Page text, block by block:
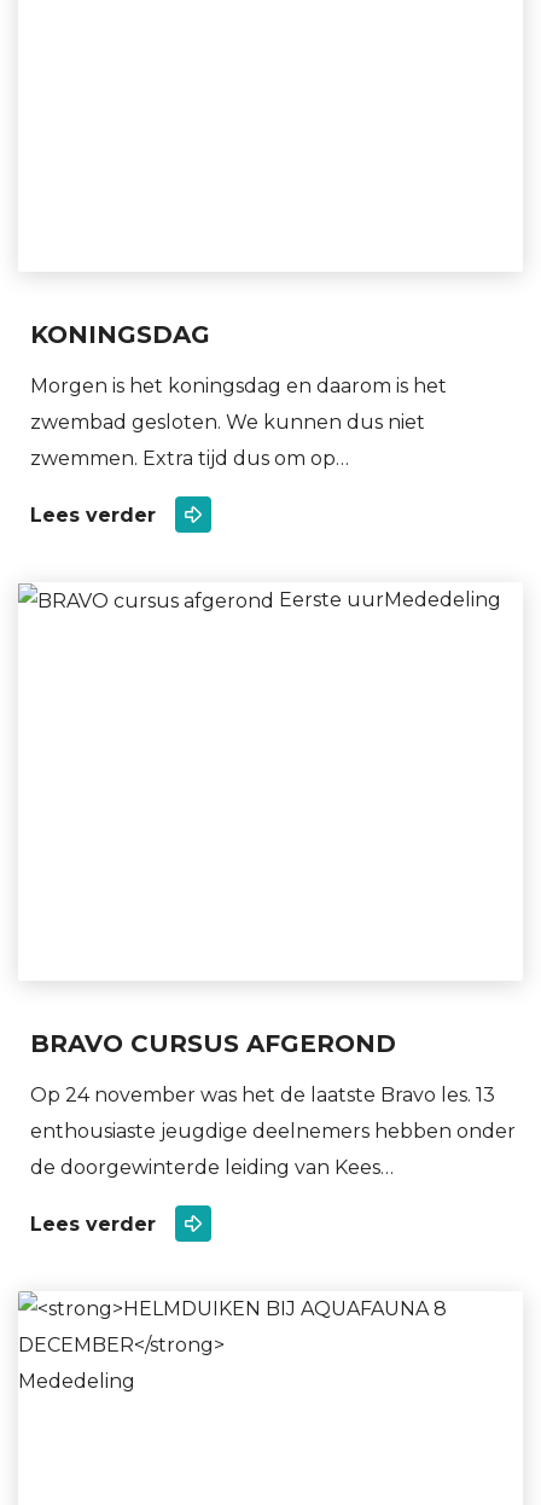
KONINGSDAG
Morgen is het koningsdag en daarom is het
zwembad gesloten. We kunnen dus niet
zwemmen. Extra tijd dus om op…
Lees verder
Eerste uurMededeling
BRAVO CURSUS AFGEROND
Op 24 november was het de laatste Bravo les. 13
enthousiaste jeugdige deelnemers hebben onder
de doorgewinterde leiding van Kees…
Lees verder
Mededeling